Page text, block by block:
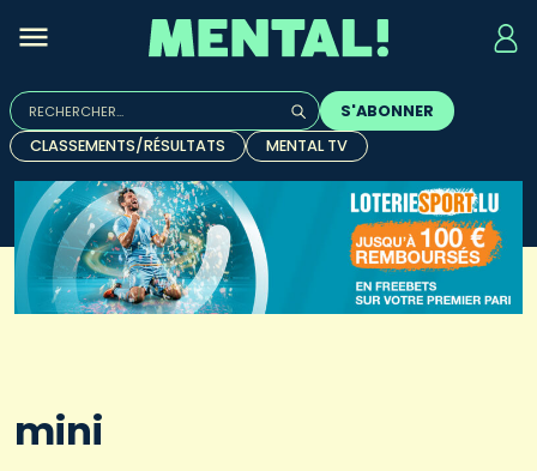
Rechercher :
Quand les résultats de l'auto-complétion sont
S'ABONNER
CLASSEMENTS/RÉSULTATS
MENTAL TV
mini